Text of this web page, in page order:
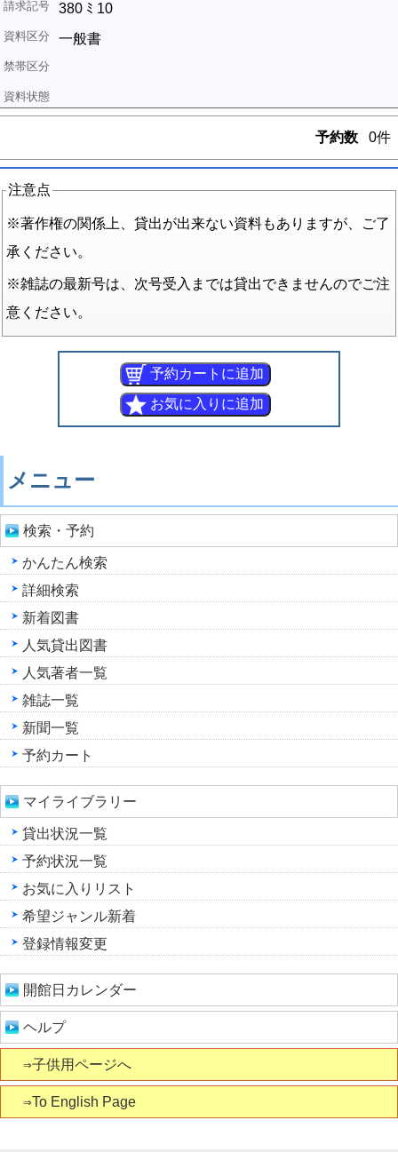
380 ﾐ 10
一般書
予約数 0件
注意点
※著作権の関係上、貸出が出来ない資料もありますが、ご了
承ください。
※雑誌の最新号は、次号受入までは貸出できませんのでご注
意ください。
メニュー
検索・予約
かんたん検索
詳細検索
新着図書
人気貸出図書
人気著者一覧
雑誌一覧
新聞一覧
予約カート
マイライブラリー
貸出状況一覧
予約状況一覧
お気に入りリスト
希望ジャンル新着
登録情報変更
開館日カレンダー
ヘルプ
⇒子供用ページへ
⇒To English Page